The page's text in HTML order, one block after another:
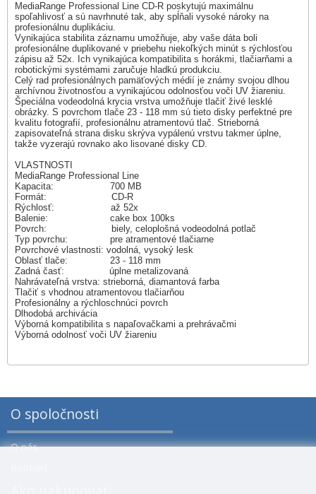
MediaRange Professional Line CD-R poskytujú maximálnu
spoľahlivosť a sú navrhnuté tak, aby spĺňali vysoké nároky na
profesionálnu duplikáciu.
Vynikajúca stabilita záznamu umožňuje, aby vaše dáta boli
profesionálne duplikované v priebehu niekoľkých minút s rýchlosťou
zápisu až 52x. Ich vynikajúca kompatibilita s horákmi, tlačiarňami a
robotickými systémami zaručuje hladkú produkciu.
Celý rad profesionálnych pamäťových médií je známy svojou dlhou
archívnou životnosťou a vynikajúcou odolnosťou voči UV žiareniu.
Špeciálna vodeodolná krycia vrstva umožňuje tlačiť živé lesklé
obrázky. S povrchom tlače 23 - 118 mm sú tieto disky perfektné pre
kvalitu fotografií, profesionálnu atramentovú tlač. Strieborná
zapisovateľná strana disku skrýva vypálenú vrstvu takmer úplne,
takže vyzerajú rovnako ako lisované disky CD.
VLASTNOSTI
MediaRange Professional Line
Kapacita: 700 MB
Formát: CD-R
Rýchlosť: až 52x
Balenie: cake box 100ks
Povrch: biely, celoplošná vodeodolná potlač
Typ povrchu: pre atramentové tlačiarne
Povrchové vlastnosti: vodolná, vysoký lesk
Oblasť tlače: 23 - 118 mm
Zadná časť: úplne metalizovaná
Nahrávateľná vrstva: strieborná, diamantová farba
Tlačiť s vhodnou atramentovou tlačiarňou
Profesionálny a rýchloschnúci povrch
Dlhodobá archivácia
Výborná kompatibilita s napaľovačkami a prehrávačmi
Výborná odolnosť voči UV žiareniu
O spoločnosti
O nás